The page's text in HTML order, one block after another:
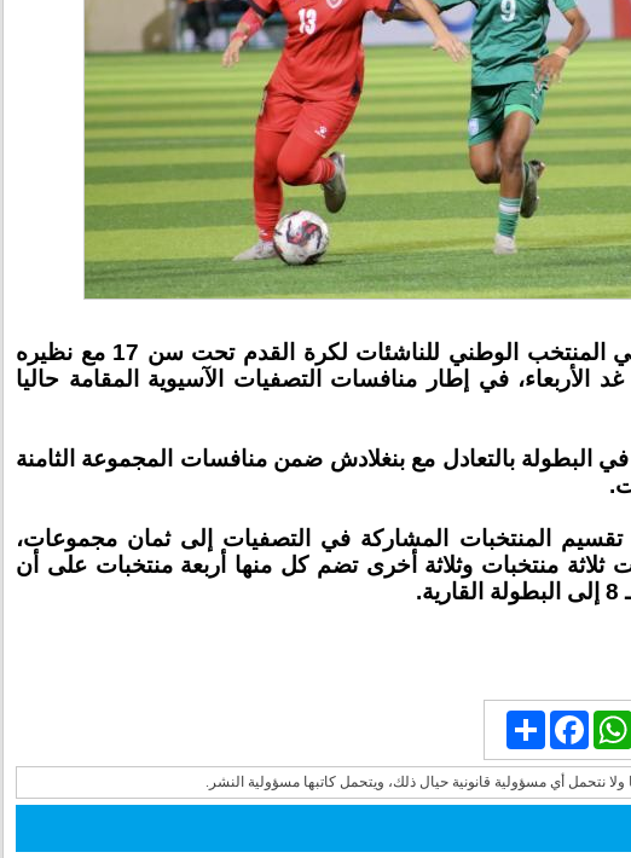
جبال البلقاء الاخباري: يلتقي المنتخب الوطني للناشئات لكرة القدم تحت سن 17 مع نظيره
الأربعاء، في إطار منافسات التصفيات الآسيوية المقامة حاليا
البطولة بالتعادل مع بنغلادش ضمن منافسات المجموعة الثامنة
المنتخبات المشاركة في التصفيات إلى ثمان مجموعات،
منتخبات وثلاثة أخرى تضم كل منها أربعة منتخبات على أن
Share
Facebook
WhatsApp
ولا نتحمل أي مسؤولية قانونية حيال ذلك، ويتحمل كاتبها مسؤولية النشر.